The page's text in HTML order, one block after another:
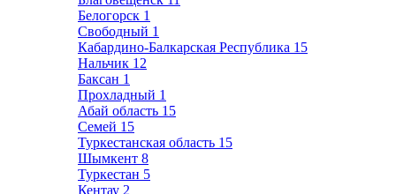
Белогорск 1
Свободный 1
Кабардино-Балкарская Республика 15
Нальчик 12
Баксан 1
Прохладный 1
Абай область 15
Семей 15
Туркестанская область 15
Шымкент 8
Туркестан 5
Кентау 2